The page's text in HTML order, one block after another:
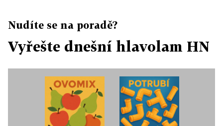
Nudíte se na poradě?
Vyřešte dnešní hlavolam HN